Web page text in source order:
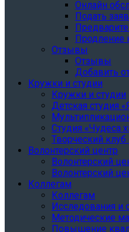
Онлайн
Подать
Продление
Отзывы
Отзывы
Добавить
Кружки и студии
Кружки и студии
Детская студия
Студия «Чудеса
Творческий
Волонтерский центр
Волонтерский
Волонтерский
Коллегам
Коллегам
Исследования и
Методические
Повышение